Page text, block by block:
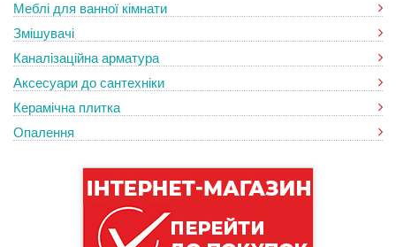
Меблі для ванної кімнати
Змішувачі
Каналізаційна арматура
Аксесуари до сантехніки
Керамічна плитка
Опалення